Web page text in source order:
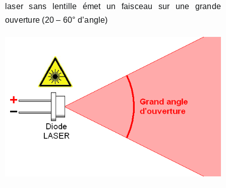
laser sans lentille émet un faisceau sur une grande
ouverture (20 – 60° d’angle)